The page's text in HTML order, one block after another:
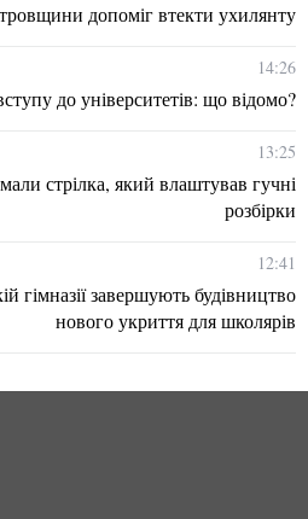
допоміг втекти ухилянту
14:26
до університетів: що відомо?
13:25
стрілка, який влаштував гучні
розбірки
12:41
гімназії завершують будівництво
нового укриття для школярів